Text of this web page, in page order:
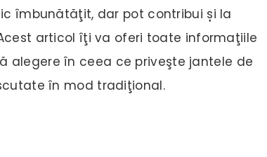
îmbunătăţit, dar pot contribui și la
articol îţi va oferi toate informaţiile
alegere în ceea ce priveşte jantele de
în mod tradiţional.